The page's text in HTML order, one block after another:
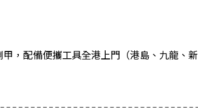
，配備便攜工具全港上門（港島、九龍、新